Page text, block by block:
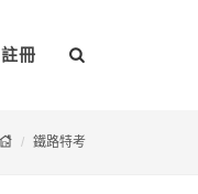
註冊
鐵路特考